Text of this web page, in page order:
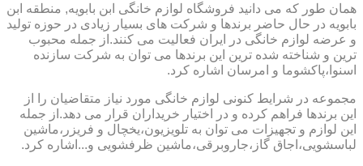
همان طور که می دانید فروشگاه لوازم خانگی ابن بابویه, منطقه ابن
بابویه در حال حاضر برندها و شرکت های بسیار زیادی در حوزه تولید
و عرضه لوازم خانگی در ایران فعالیت می کنند.از جمله محبوب
ترین و شناخته شده ترین این برندها می توان به شرکت سازنده
اسنوا،پاکشوما و امرسان اشاره کرد.
مجموعه در شرایط کنونی لوازم خانگی مورد نیاز متقاضیان را از
این برندها فراهم کرده و در اختیار خریداران قرار می دهد.از جمله
این لوازم و تجهیزات می توان به تلویزیون،یخچال و فریزر،ماشین
لباسشویی،اجاق گاز،جاروبرقی،ماشین ظرفشویی و...اشاره کرد.